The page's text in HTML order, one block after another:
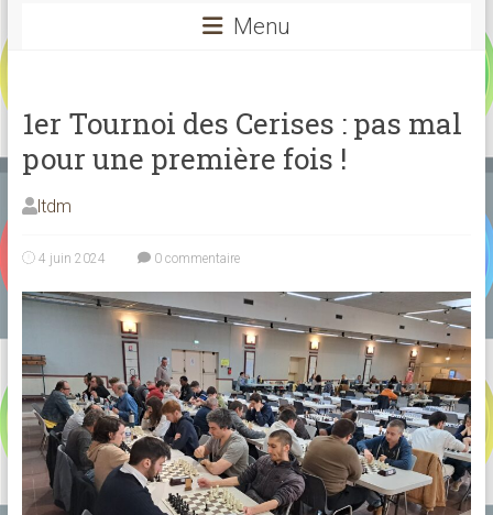
Menu
1er Tournoi des Cerises : pas mal
pour une première fois !
ltdm
4 juin 2024 0 commentaire